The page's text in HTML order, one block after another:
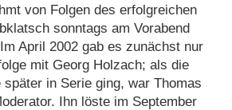
von Folgen des erfolgreichen
sonntags am Vorabend
April 2002 gab es zunächst nur
mit Georg Holzach; als die
später in Serie ging, war Thomas
Ihn löste im September